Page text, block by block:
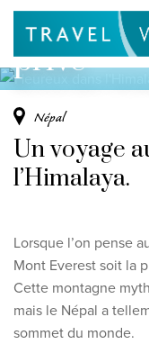
Les
Baoase
Lux* Grand
Constance
Voir toutes
Circuit de
Fly & Drive -
Découverte
Page d'accueil
Népal
privé
Népal
Un voyage
l’Himalaya.
Lorsque l’on pense
Mont Everest soit la
Cette montagne
mais le Népal a
sommet du monde.